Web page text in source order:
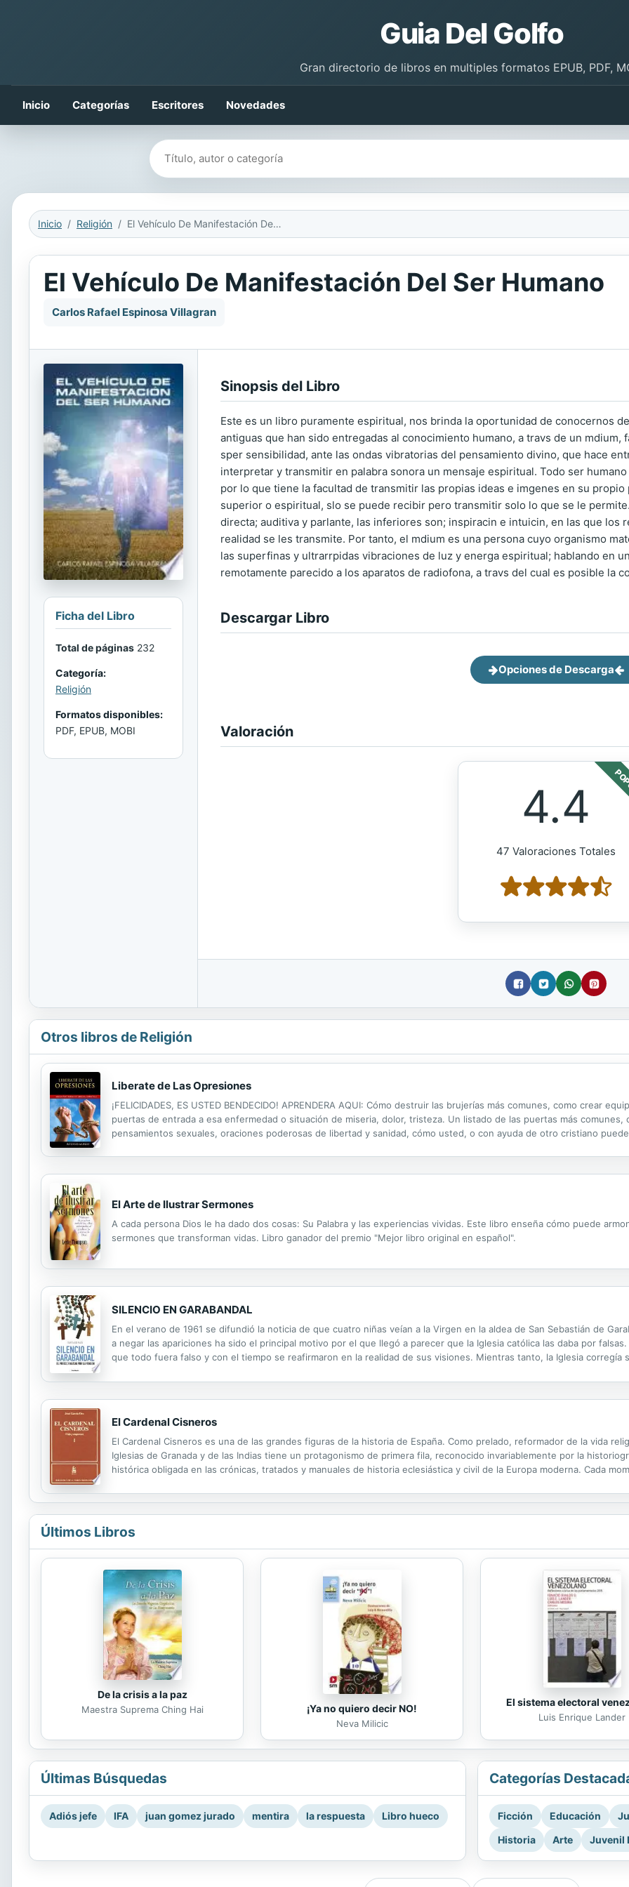
Guia Del Golfo
Gran directorio de libros en multiples formatos EPUB, PDF,
Inicio Categorías Escritores Novedades
Buscar libros
Inicio Religión El Vehículo De Manifestación Del Ser Humano
El Vehículo De Manifestación Del Ser Humano
Carlos Rafael Espinosa Villagran
Ficha del Libro
Total de páginas 232
Categoría:
Religión
Formatos disponibles:
PDF, EPUB, MOBI
Sinopsis del Libro
Este es un libro puramente espiritual, nos brinda la oportunidad de conocernos
antiguas que han sido entregadas al conocimiento humano, a travs de un
sper sensibilidad, ante las ondas vibratorias del pensamiento divino, que hace
interpretar y transmitir en palabra sonora un mensaje espiritual. Todo ser
por lo que tiene la facultad de transmitir las propias ideas e imgenes en su
superior o espiritual, slo se puede recibir pero transmitir solo lo que se le
directa; auditiva y parlante, las inferiores son; inspiracin e intuicin, en las que los
realidad se les transmite. Por tanto, el mdium es una persona cuyo organismo
las superfinas y ultrarrpidas vibraciones de luz y energa espiritual; hablando en
remotamente parecido a los aparatos de radiofona, a travs del cual es posible la
Descargar Libro
Opciones de Descarga
Valoración
4.4
47 Valoraciones Totales
Otros libros de Religión
Liberate de Las Opresiones
¡FELICIDADES, ES USTED BENDECIDO! APRENDERA AQUI: Cómo destruir las brujerías más comunes, como crear
puertas de entrada a esa enfermedad o situación de miseria, dolor, tristeza. Un listado de las puertas más comunes,
pensamientos sexuales, oraciones poderosas de libertad y sanidad, cómo usted, o con ayuda de otro cristiano
El Arte de Ilustrar Sermones
A cada persona Dios le ha dado dos cosas: Su Palabra y las experiencias vividas. Este libro enseña cómo puede
sermones que transforman vidas. Libro ganador del premio "Mejor libro original en español".
SILENCIO EN GARABANDAL
En el verano de 1961 se difundió la noticia de que cuatro niñas veían a la Virgen en la aldea de San Sebastián de
a negar las apariciones ha sido el principal motivo por el que llegó a parecer que la Iglesia católica las daba por
que todo fuera falso y con el tiempo se reafirmaron en la realidad de sus visiones. Mientras tanto, la Iglesia corregía
El Cardenal Cisneros
El Cardenal Cisneros es una de las grandes figuras de la historia de España. Como prelado, reformador de la vida
Iglesias de Granada y de las Indias tiene un protagonismo de primera fila, reconocido invariablemente por la
histórica obligada en las crónicas, tratados y manuales de historia eclesiástica y civil de la Europa moderna. Cada
Últimos Libros
De la crisis a la paz
Maestra Suprema Ching Hai ¡Ya no quiero decir NO!
Neva Milicic
El sistema electoral
Luis Enrique Lander
Últimas Búsquedas
Adiós jefe IFA juan gomez jurado mentira la respuesta Libro hueco
Categorías
Ficción Educación
Historia
Arte Juvenil